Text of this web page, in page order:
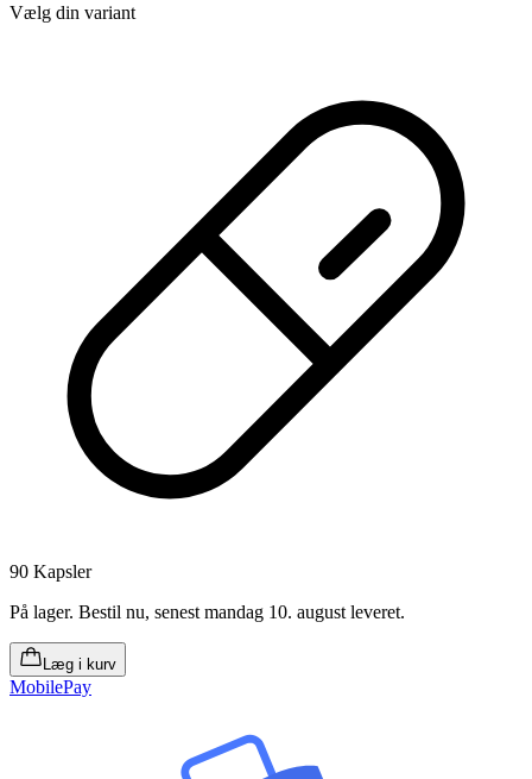
Vælg din variant
90 Kapsler
På lager. Bestil nu, senest mandag 10. august leveret.
Læg i kurv
MobilePay